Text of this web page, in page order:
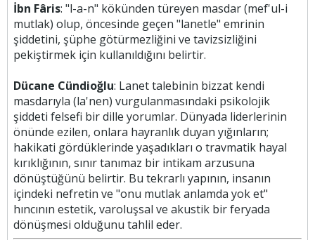
İbn Fâris: "l-a-n" kökünden türeyen masdar (mef'ul-i
mutlak) olup, öncesinde geçen "lanetle" emrinin
şiddetini, şüphe götürmezliğini ve tavizsizliğini
pekiştirmek için kullanıldığını belirtir.
Dücane Cündioğlu: Lanet talebinin bizzat kendi
masdarıyla (la'nen) vurgulanmasındaki psikolojik
şiddeti felsefi bir dille yorumlar. Dünyada liderlerinin
önünde ezilen, onlara hayranlık duyan yığınların;
hakikati gördüklerinde yaşadıkları o travmatik hayal
kırıklığının, sınır tanımaz bir intikam arzusuna
dönüştüğünü belirtir. Bu tekrarlı yapının, insanın
içindeki nefretin ve "onu mutlak anlamda yok et"
hıncının estetik, varoluşsal ve akustik bir feryada
dönüşmesi olduğunu tahlil eder.